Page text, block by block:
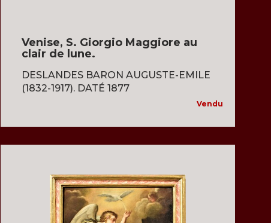
Venise, S. Giorgio Maggiore au
clair de lune.
DESLANDES BARON AUGUSTE-EMILE
(1832-1917). DATÉ 1877
Vendu